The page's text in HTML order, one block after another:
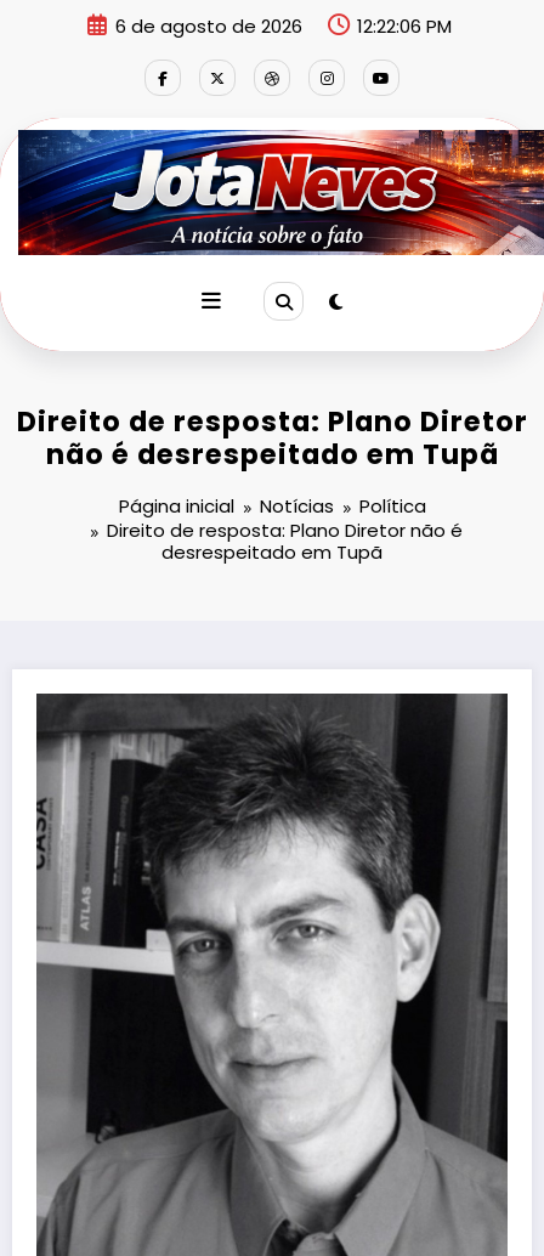
6 de agosto de 2026 12:22:07 PM
Direito de resposta: Plano Diretor
não é desrespeitado em Tupã
Página inicial Notícias
Política
Direito de resposta: Plano Diretor não é
desrespeitado em Tupã